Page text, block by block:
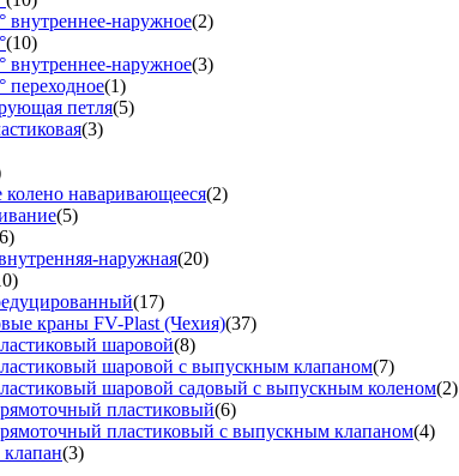
внутреннее-наружное(2)
(10)
внутреннее-наружное(3)
переходное(1)
петля(5)
(3)
колено наваривающееся(2)
(5)
наружная(20)
(17)
краны FV-Plast (Чехия)(37)
шаровой(8)
шаровой с выпускным клапаном(7)
шаровой садовый с выпускным коленом(2)
пластиковый(6)
пластиковый с выпускным клапаном(4)
(3)